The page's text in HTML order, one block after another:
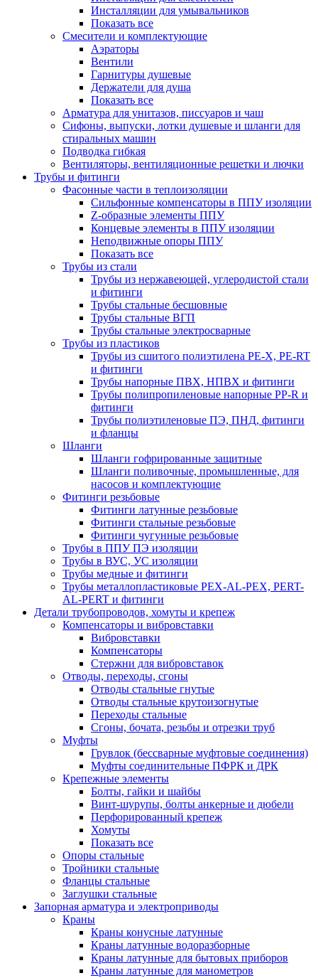
Инсталляции для умывальников
Показать все
Смесители и комплектующие
Аэраторы
Вентили
Гарнитуры душевые
Держатели для душа
Показать все
Арматура для унитазов, писсуаров и чаш
Сифоны, выпуски, лотки душевые и шланги для
стиральных машин
Подводка гибкая
Вентиляторы, вентиляционные решетки и лючки
Трубы и фитинги
Фасонные части в теплоизоляции
Cильфонные компенсаторы в ППУ изоляции
Z-образные элементы ППУ
Концевые элементы в ППУ изоляции
Неподвижные опоры ППУ
Показать все
Трубы из стали
Трубы из нержавеющей, углеродистой стали
и фитинги
Трубы стальные бесшовные
Трубы стальные ВГП
Трубы стальные электросварные
Трубы из пластиков
Трубы из сшитого полиэтилена PE-X, PE-RT
и фитинги
Трубы напорные ПВХ, НПВХ и фитинги
Трубы полипропиленовые напорные PP-R и
фитинги
Трубы полиэтиленовые ПЭ, ПНД, фитинги
и фланцы
Шланги
Шланги гофрированные защитные
Шланги поливочные, промышленные, для
насосов и комплектующие
Фитинги резьбовые
Фитинги латунные резьбовые
Фитинги стальные резьбовые
Фитинги чугунные резьбовые
Трубы в ППУ ПЭ изоляции
Трубы в ВУС, УС изоляции
Трубы медные и фитинги
Трубы металлопластиковые PEX-AL-PEX, PERT-
AL-PERT и фитинги
Детали трубопроводов, хомуты и крепеж
Компенсаторы и вибровставки
Вибровставки
Компенсаторы
Стержни для вибровставок
Отводы, переходы, сгоны
Отводы стальные гнутые
Отводы стальные крутоизогнутые
Переходы стальные
Сгоны, бочата, резьбы и отрезки труб
Муфты
Грувлок (бессварные муфтовые соединения)
Муфты соединительные ПФРК и ДРК
Крепежные элементы
Болты, гайки и шайбы
Винт-шурупы, болты анкерные и дюбели
Перфорированный крепеж
Хомуты
Показать все
Опоры стальные
Тройники стальные
Фланцы стальные
Заглушки стальные
Запорная арматура и электроприводы
Краны
Краны конусные латунные
Краны латунные водоразборные
Краны латунные для бытовых приборов
Краны латунные для манометров